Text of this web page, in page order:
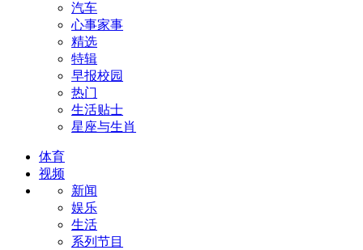
汽车
心事家事
精选
特辑
早报校园
热门
生活贴士
星座与生肖
体育
视频
新闻
娱乐
生活
系列节目